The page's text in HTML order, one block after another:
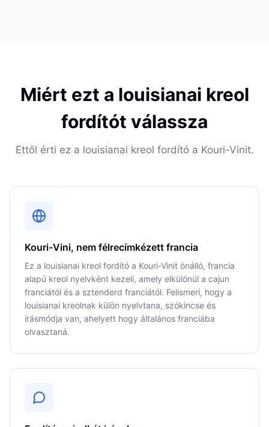
Miért ezt a louisianai kreol
fordítót válassza
Ettől érti ez a louisianai kreol fordító a Kouri-Vinit.
Kouri-Vini, nem félrecímkézett francia
Ez a louisianai kreol fordító a Kouri-Vinit önálló, francia
alapú kreol nyelvként kezeli, amely elkülönül a cajun
franciától és a sztenderd franciától. Felismeri, hogy a
louisianai kreolnak külön nyelvtana, szókincse és
írásmódja van, ahelyett hogy általános franciába
olvasztaná.